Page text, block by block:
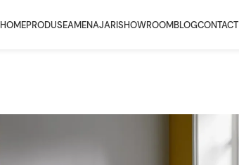
HOMEPRODUSEAMENAJARISHOWROOMBLOGCONTACT